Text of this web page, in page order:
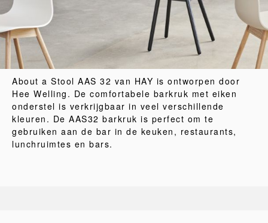
About a Stool AAS 32 van HAY is ontworpen door
Hee Welling. De comfortabele barkruk met eiken
onderstel is verkrijgbaar in veel verschillende
kleuren. De AAS32 barkruk is perfect om te
gebruiken aan de bar in de keuken, restaurants,
lunchruimtes en bars.